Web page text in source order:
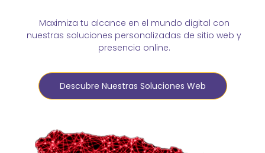
Maximiza tu alcance en el mundo digital con
nuestras soluciones personalizadas de sitio web y
presencia online.
Descubre Nuestras Soluciones Web